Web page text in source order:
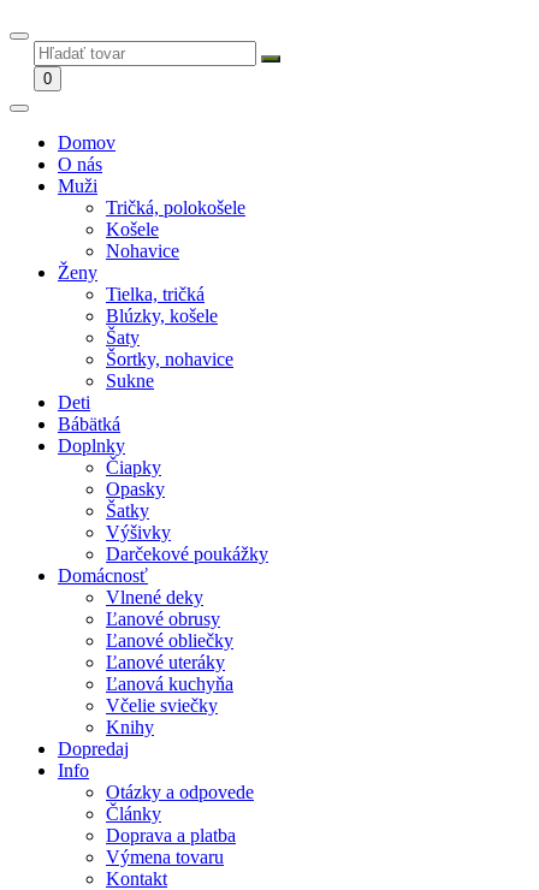
0
Domov
O nás
Muži
Tričká, polokošele
Košele
Nohavice
Ženy
Tielka, tričká
Blúzky, košele
Šaty
Šortky, nohavice
Sukne
Deti
Bábätká
Doplnky
Čiapky
Opasky
Šatky
Výšivky
Darčekové poukážky
Domácnosť
Vlnené deky
Ľanové obrusy
Ľanové obliečky
Ľanové uteráky
Ľanová kuchyňa
Včelie sviečky
Knihy
Dopredaj
Info
Otázky a odpovede
Články
Doprava a platba
Výmena tovaru
Kontakt